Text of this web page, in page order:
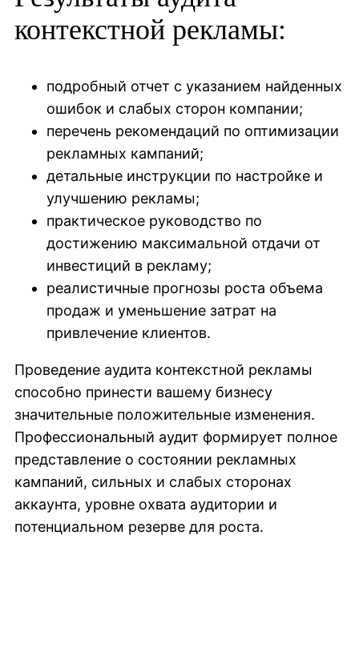
контекстной рекламы:
подробный отчет с указанием найденных
ошибок и слабых сторон компании;
перечень рекомендаций по оптимизации
рекламных кампаний;
детальные инструкции по настройке и
улучшению рекламы;
практическое руководство по
достижению максимальной отдачи от
инвестиций в рекламу;
реалистичные прогнозы роста объема
продаж и уменьшение затрат на
привлечение клиентов.
Проведение аудита контекстной рекламы
способно принести вашему бизнесу
значительные положительные изменения.
Профессиональный аудит формирует полное
представление о состоянии рекламных
кампаний, сильных и слабых сторонах
аккаунта, уровне охвата аудитории и
потенциальном резерве для роста.